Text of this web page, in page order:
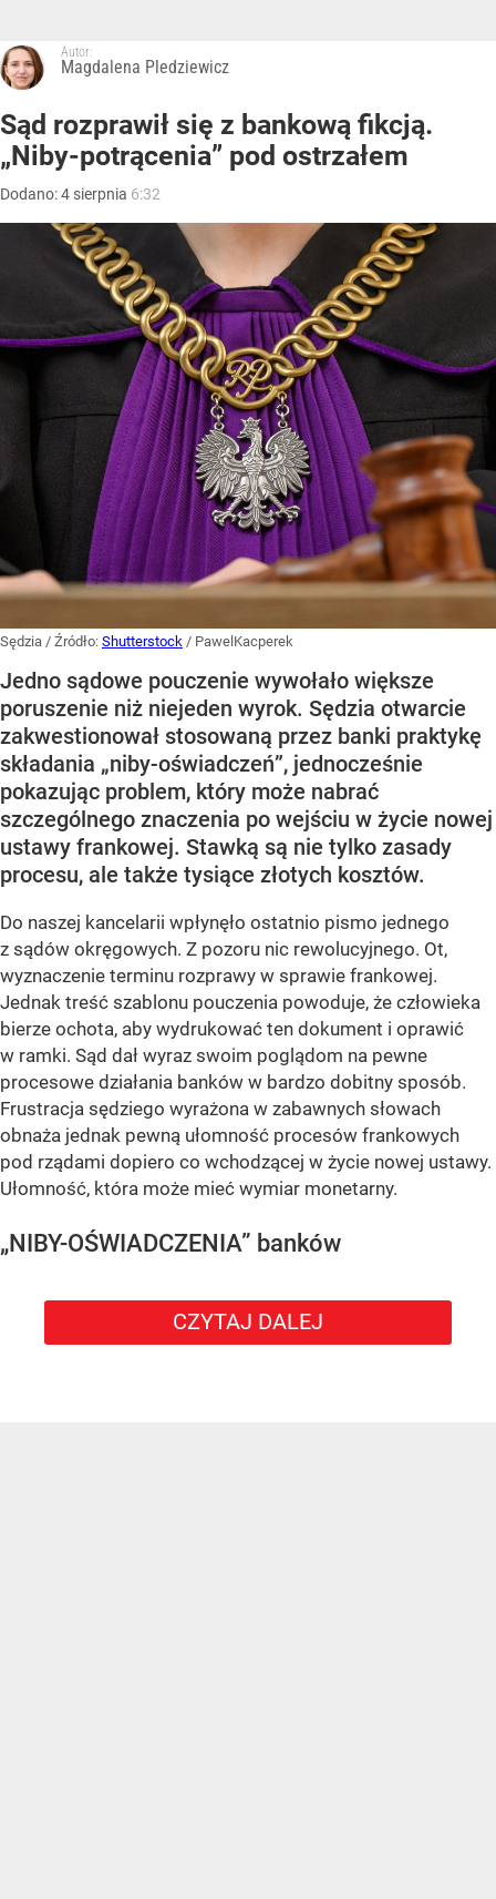
Autor:
Magdalena Pledziewicz
Sąd rozprawił się z bankową fikcją.
„Niby-potrącenia” pod ostrzałem
Dodano:4 sierpnia 6:32
Sędzia / Źródło: Shutterstock / PawelKacperek
Jedno sądowe pouczenie wywołało większe
poruszenie niż niejeden wyrok. Sędzia otwarcie
zakwestionował stosowaną przez banki praktykę
składania „niby-oświadczeń”, jednocześnie
pokazując problem, który może nabrać
szczególnego znaczenia po wejściu w życie nowej
ustawy frankowej. Stawką są nie tylko zasady
procesu, ale także tysiące złotych kosztów.
Do naszej kancelarii wpłynęło ostatnio pismo jednego
z sądów okręgowych. Z pozoru nic rewolucyjnego. Ot,
wyznaczenie terminu rozprawy w sprawie frankowej.
Jednak treść szablonu pouczenia powoduje, że człowieka
bierze ochota, aby wydrukować ten dokument i oprawić
w ramki. Sąd dał wyraz swoim poglądom na pewne
procesowe działania banków w bardzo dobitny sposób.
Frustracja sędziego wyrażona w zabawnych słowach
obnaża jednak pewną ułomność procesów frankowych
pod rządami dopiero co wchodzącej w życie nowej ustawy.
Ułomność, która może mieć wymiar monetarny.
„NIBY-OŚWIADCZENIA” banków
CZYTAJ DALEJ